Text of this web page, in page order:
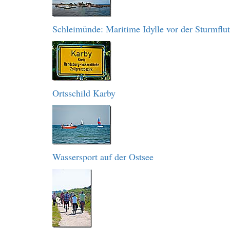
Schleimünde: Maritime Idylle vor der
Ortsschild Karby
Wassersport auf der Ostsee